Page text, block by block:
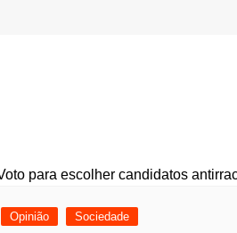
Opinião Sociedade